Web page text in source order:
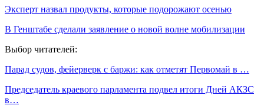
Эксперт назвал продукты, которые подорожают осенью
В Генштабе сделали заявление о новой волне мобилизации
Выбор читателей:
Парад судов, фейерверк с баржи: как отметят Первомай в …
Председатель краевого парламента подвел итоги Дней АКЗС
в…